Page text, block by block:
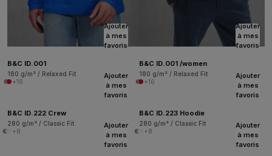
Ajouter
à mes
favoris
B&C ID.001
180 g/m² / Relaxed Fit
+16
Ajouter
à mes
favoris
B&C ID.001 /women
180 g/m² / Relaxed Fit
+16
Ajouter
à mes
favoris
B&C ID.222 Crew
280 g/m² / Classic Fit
+8
Ajouter
à mes
favoris
B&C ID.223 Hoodie
280 g/m² / Classic Fit
+8
Ajouter
à mes
favoris
Ajouter
à mes
favoris